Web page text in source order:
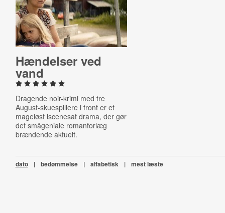
Hændelser ved
vand
Dragende noir-krimi med tre
August-skuespillere i front er et
mageløst iscenesat drama, der gør
det smågeniale romanforlæg
brændende aktuelt.
dato | bedømmelse | alfabetisk | mest læste